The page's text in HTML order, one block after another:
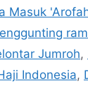
Masuk
Jumroh,
Indonesia,